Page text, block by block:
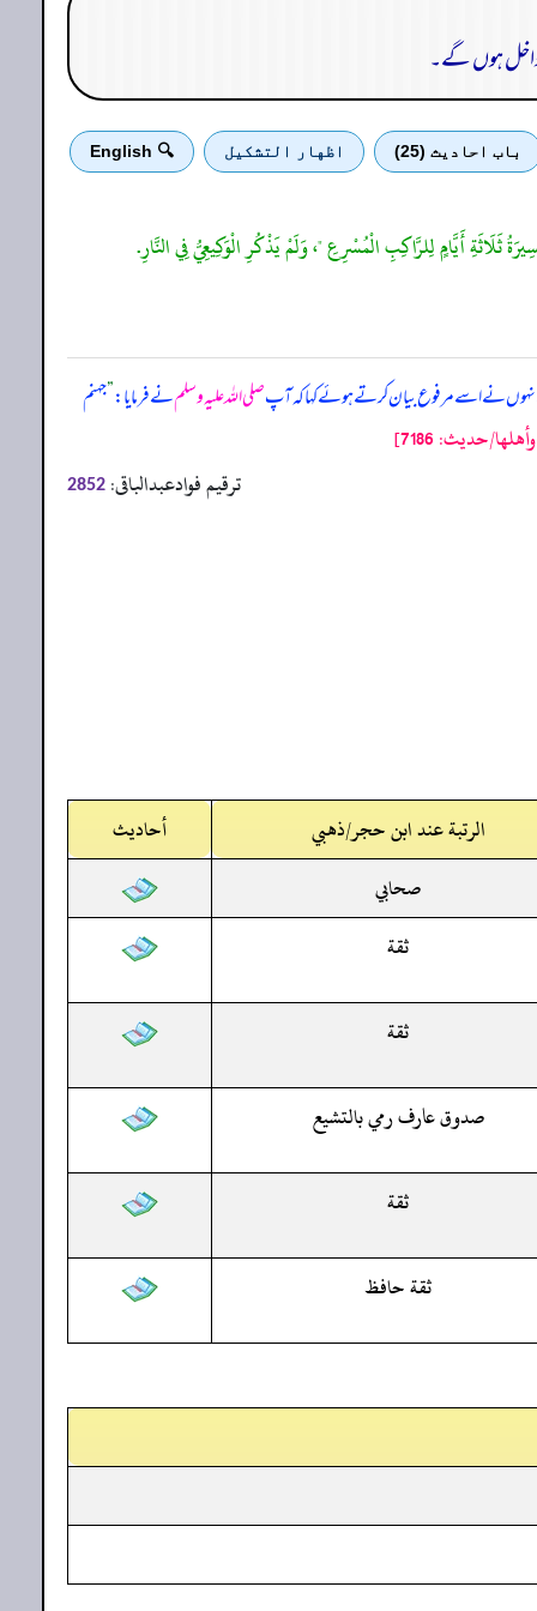
داخل ہوں گے۔
باب احادیث (25) اظهار التشكيل 🔍 English
ثَلَاثَةِ أَيَّامٍ لِلرَّاكِبِ الْمُسْرِعِ "، وَلَمْ يَذْكُرِ الْوَكِيعِيُّ فِي النَّارِ.
نے اسے مرفوع بیان کرتے ہوئے کہا کہ آپصلی اللہ علیہ وسلمنے فرمایا:”جہنم
حدیث: 7186]
ترقیم فوادعبدالباقی: 2852
الرتبة عند ابن حجر/ذهبي
أحاديث
صحابي
ثقة
ثقة
صدوق عارف رمي بالتشيع
ثقة
ثقة حافظ